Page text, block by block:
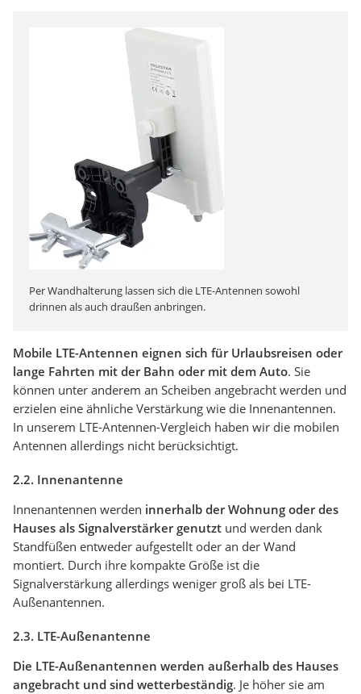
Per Wandhalterung lassen sich die LTE-Antennen sowohl
drinnen als auch draußen anbringen.
Mobile LTE-Antennen eignen sich für Urlaubsreisen oder
lange Fahrten mit der Bahn oder mit dem Auto. Sie
können unter anderem an Scheiben angebracht werden und
erzielen eine ähnliche Verstärkung wie die Innenantennen.
In unserem LTE-Antennen-Vergleich haben wir die mobilen
Antennen allerdings nicht berücksichtigt.
2.2. Innenantenne
Innenantennen werden innerhalb der Wohnung oder des
Hauses als Signalverstärker genutzt und werden dank
Standfüßen entweder aufgestellt oder an der Wand
montiert. Durch ihre kompakte Größe ist die
Signalverstärkung allerdings weniger groß als bei LTE-
Außenantennen.
2.3. LTE-Außenantenne
Die LTE-Außenantennen werden außerhalb des Hauses
angebracht und sind wetterbeständig. Je höher sie am